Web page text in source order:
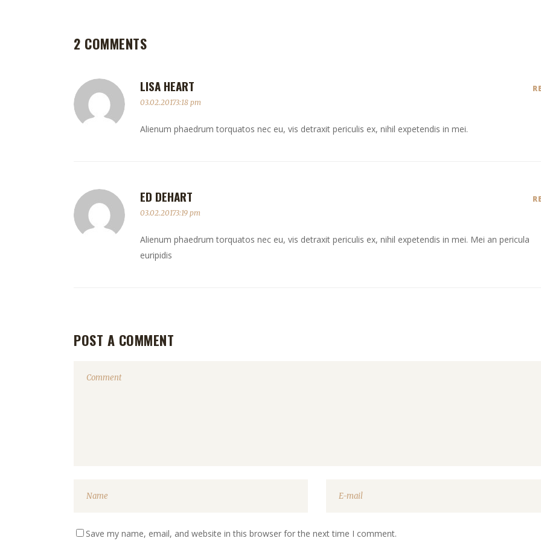
2 COMMENTS
LISA HEART
03.02.20173:18 pm
Alienum phaedrum torquatos nec eu, vis detraxit periculis ex, nihil expetendis in mei.
ED DEHART
03.02.20173:19 pm
Alienum phaedrum torquatos nec eu, vis detraxit periculis ex, nihil expetendis in mei. Mei an pericula
euripidis
POST A COMMENT
Save my name, email, and website in this browser for the next time I comment.